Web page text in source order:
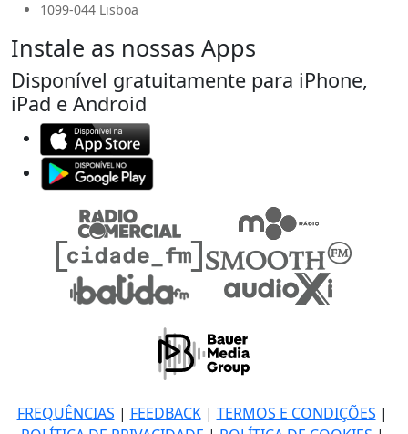
1099-044 Lisboa
Instale as nossas Apps
Disponível gratuitamente para iPhone,
iPad e Android
FREQUÊNCIAS | FEEDBACK| TERMOS E CONDIÇÕES |